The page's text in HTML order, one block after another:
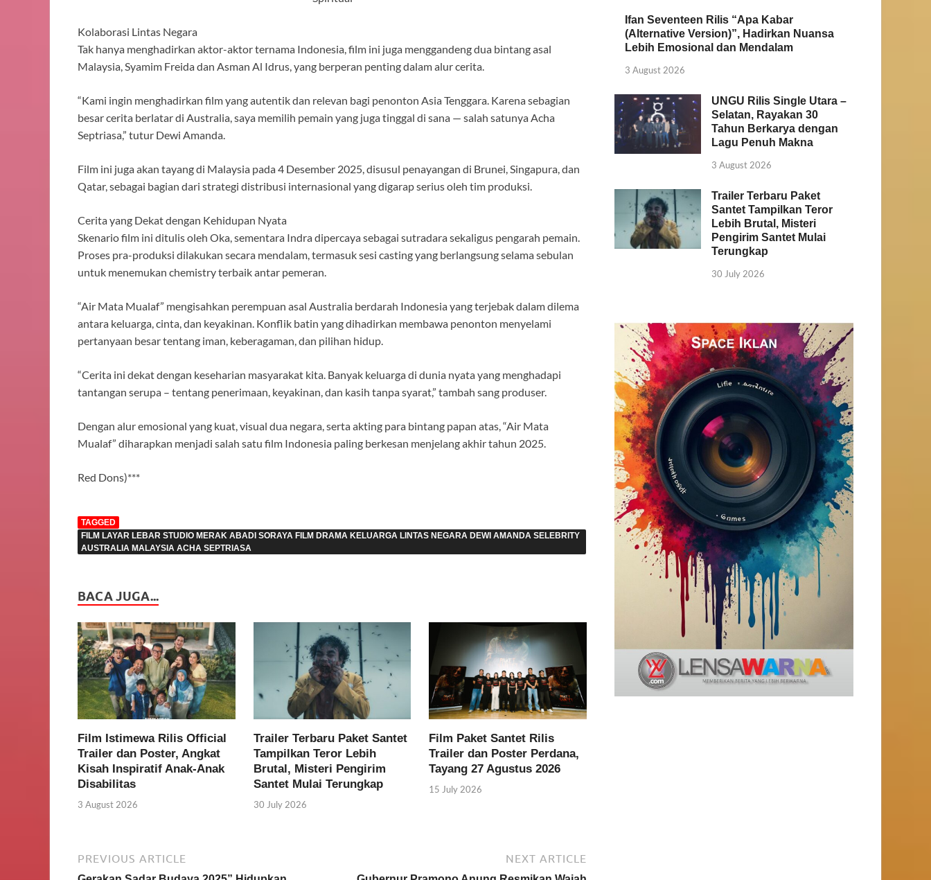
Kolaborasi Lintas Negara
Tak hanya menghadirkan aktor-aktor ternama Indonesia, film ini juga menggandeng dua bintang asal
Malaysia, Syamim Freida dan Asman Al Idrus, yang berperan penting dalam alur cerita.
“Kami ingin menghadirkan film yang autentik dan relevan bagi penonton Asia Tenggara. Karena sebagian
besar cerita berlatar di Australia, saya memilih pemain yang juga tinggal di sana — salah satunya Acha
Septriasa,” tutur Dewi Amanda.
Film ini juga akan tayang di Malaysia pada 4 Desember 2025, disusul penayangan di Brunei, Singapura, dan
Qatar, sebagai bagian dari strategi distribusi internasional yang digarap serius oleh tim produksi.
Cerita yang Dekat dengan Kehidupan Nyata
Skenario film ini ditulis oleh Oka, sementara Indra dipercaya sebagai sutradara sekaligus pengarah pemain.
Proses pra-produksi dilakukan secara mendalam, termasuk sesi casting yang berlangsung selama sebulan
untuk menemukan chemistry terbaik antar pemeran.
“Air Mata Mualaf” mengisahkan perempuan asal Australia berdarah Indonesia yang terjebak dalam dilema
antara keluarga, cinta, dan keyakinan. Konflik batin yang dihadirkan membawa penonton menyelami
pertanyaan besar tentang iman, keberagaman, dan pilihan hidup.
“Cerita ini dekat dengan keseharian masyarakat kita. Banyak keluarga di dunia nyata yang menghadapi
tantangan serupa – tentang penerimaan, keyakinan, dan kasih tanpa syarat,” tambah sang produser.
Dengan alur emosional yang kuat, visual dua negara, serta akting para bintang papan atas, “Air Mata
Mualaf” diharapkan menjadi salah satu film Indonesia paling berkesan menjelang akhir tahun 2025.
Red Dons)***
TAGGED
FILM LAYAR LEBAR STUDIO MERAK ABADI SORAYA FILM DRAMA KELUARGA LINTAS NEGARA DEWI AMANDA SELEBRITY
AUSTRALIA MALAYSIA ACHA SEPTRIASA
BACA JUGA...
Film Istimewa Rilis Official
Trailer dan Poster, Angkat
Kisah Inspiratif Anak-Anak
Disabilitas
3 August 2026
Trailer Terbaru Paket Santet
Tampilkan Teror Lebih
Brutal, Misteri Pengirim
Santet Mulai Terungkap
30 July 2026
Film Paket Santet Rilis
Trailer dan Poster Perdana,
Tayang 27 Agustus 2026
15 July 2026
PREVIOUS ARTICLE NEXT ARTICLE
Ifan Seventeen Rilis “Apa Kabar
(Alternative Version)”, Hadirkan Nuansa
Lebih Emosional dan Mendalam
3 August 2026
UNGU Rilis Single Utara –
Selatan, Rayakan 30
Tahun Berkarya dengan
Lagu Penuh Makna
3 August 2026
Trailer Terbaru Paket
Santet Tampilkan Teror
Lebih Brutal, Misteri
Pengirim Santet Mulai
Terungkap
30 July 2026